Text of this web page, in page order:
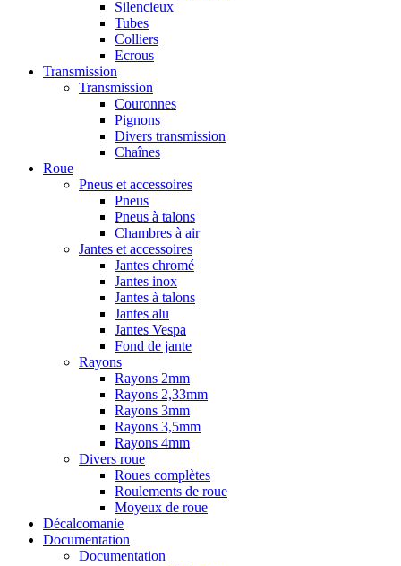
Silencieux
Tubes
Colliers
Ecrous
Transmission
Transmission
Couronnes
Pignons
Divers transmission
Chaînes
Roue
Pneus et accessoires
Pneus
Pneus à talons
Chambres à air
Jantes et accessoires
Jantes chromé
Jantes inox
Jantes à talons
Jantes alu
Jantes Vespa
Fond de jante
Rayons
Rayons 2mm
Rayons 2,33mm
Rayons 3mm
Rayons 3,5mm
Rayons 4mm
Divers roue
Roues complètes
Roulements de roue
Moyeux de roue
Décalcomanie
Documentation
Documentation